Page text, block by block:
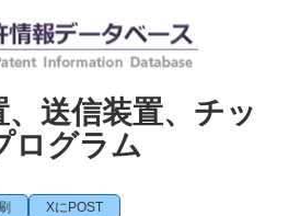
送信装置、チッ
ログラム
XにPOST